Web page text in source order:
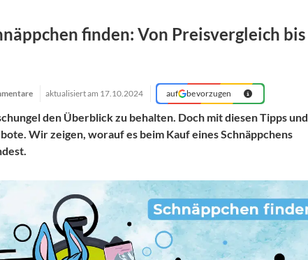
finden: Von Preisvergleich bis
aktualisiert am 17.10.2024 auf bevorzugen
den Überblick zu behalten. Doch mit diesen Tipps und
Wir zeigen, worauf es beim Kauf eines Schnäppchens